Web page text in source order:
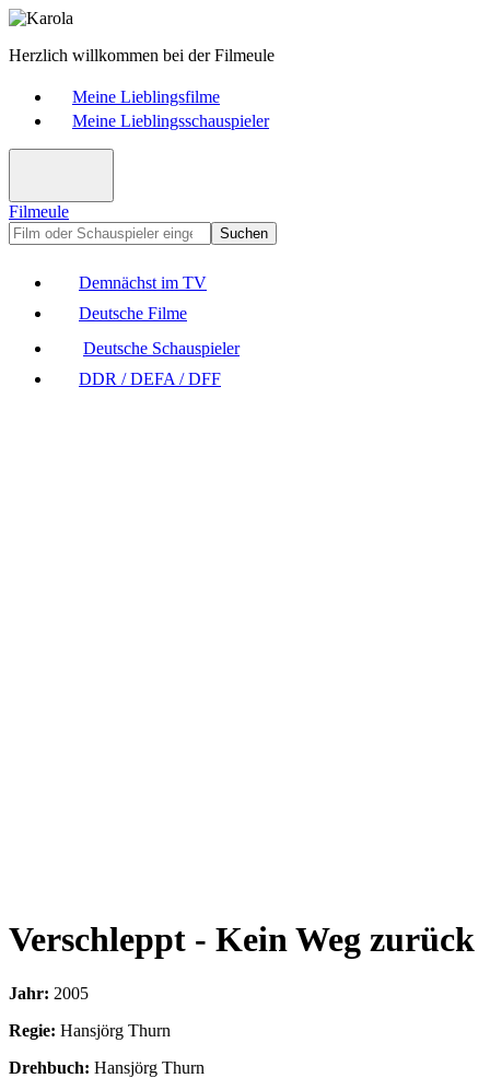
Herzlich willkommen bei der Filmeule
Meine Lieblingsfilme
Meine Lieblingsschauspieler
Filmeule
Suchen
Demnächst im TV
Deutsche Filme
Deutsche Schauspieler
DDR / DEFA / DFF
Verschleppt - Kein Weg zurück
Jahr: 2005
Regie: Hansjörg Thurn
Drehbuch: Hansjörg Thurn